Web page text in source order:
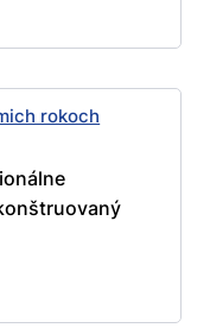
rokoch